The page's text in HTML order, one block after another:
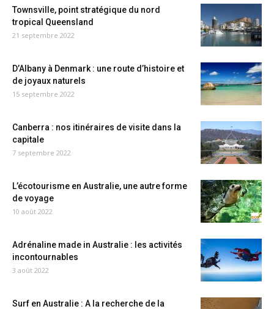
Townsville, point stratégique du nord
tropical Queensland
21 septembre 2022
D’Albany à Denmark : une route d’histoire et
de joyaux naturels
15 septembre 2022
Canberra : nos itinéraires de visite dans la
capitale
7 septembre 2022
L’écotourisme en Australie, une autre forme
de voyage
10 août 2022
Adrénaline made in Australie : les activités
incontournables
3 août 2022
Surf en Australie : A la recherche de la